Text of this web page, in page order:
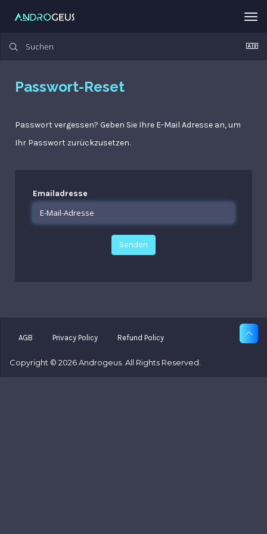
Passwort-Reset
Passwort vergessen? Geben Sie Ihre E-Mail Adresse an, um
Ihr Passwort zurückzusetzen.
Emailadresse
Senden
AGB Privacy Policy Refund Policy
Copyright © 2026 Androgeus. All Rights Reserved.